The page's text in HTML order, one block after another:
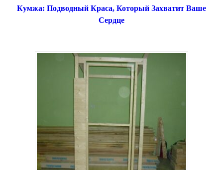
Кумжа: Подводный Краса, Который Захватит Ваше
Сердце